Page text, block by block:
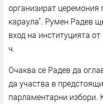
организират церемония
караула". Румен Радев
вход на институцията
ч.
Очаква се Радев да
да участва в
парламентарни избори.